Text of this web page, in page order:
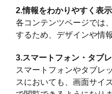
2.情報をわかりやすく表示
各コンテンツページでは
するため、デザインや情
3.スマートフォン・タブ
スマートフォンやタブレ
スにおいても、画面サイ